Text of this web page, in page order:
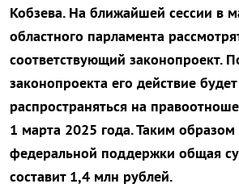
Кобзева. На ближайшей сессии в
областного парламента
соответствующий законопроект.
законопроекта его действие будет
распространяться на
1 марта 2025 года. Таким образом
федеральной поддержки общая
составит 1,4 млн рублей.